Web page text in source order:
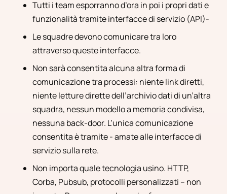
Tutti i team esporranno d’ora in poi i propri dati e
funzionalità tramite interfacce di servizio (API)-
Le squadre devono comunicare tra loro
attraverso queste interfacce.
Non sarà consentita alcuna altra forma di
comunicazione tra processi: niente link diretti,
niente letture dirette dell’archivio dati di un’altra
squadra, nessun modello a memoria condivisa,
nessuna back-door. L’unica comunicazione
consentita è tramite - amate alle interfacce di
servizio sulla rete.
Non importa quale tecnologia usino. HTTP,
Corba, Pubsub, protocolli personalizzati – non